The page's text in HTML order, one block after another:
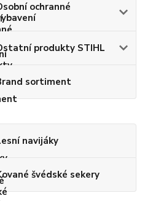
ochranné
produkty STIHL
sortiment
navijáky
švédské sekery